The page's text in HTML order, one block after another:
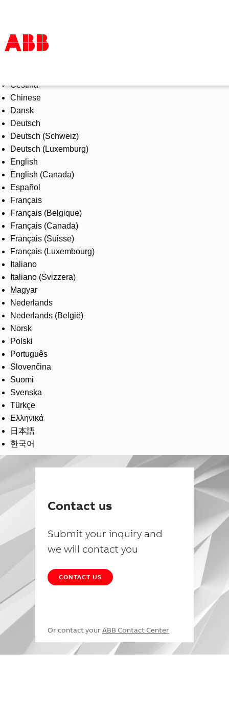
Products & Solutions
Industries
Services
About us
Where to buy
Contact us
Careers
Čeština
Chinese
Dansk
Deutsch
Deutsch (Schweiz)
Deutsch (Luxemburg)
English
English (Canada)
Español
Français
Français (Belgique)
Français (Canada)
Français (Suisse)
Français (Luxembourg)
Italiano
Italiano (Svizzera)
Magyar
Nederlands
Nederlands (België)
Norsk
Polski
Português
Slovenčina
Suomi
Svenska
Türkçe
Ελληνικά
日本語
한국어
Contact us
Submit your inquiry and
we will contact you
CONTACT US
Or contact your ABB Contact Center